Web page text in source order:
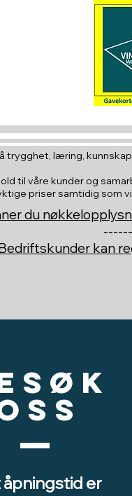
trygghet, læring,
til våre kunder og
priser samtidig som
du
kan
åpningstid er